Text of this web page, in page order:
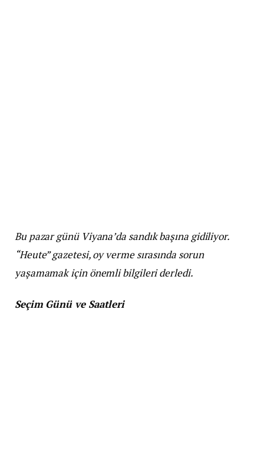
Bu pazar günü Viyana’da sandık başına gidiliyor.
“Heute” gazetesi, oy verme sırasında sorun
yaşamamak için önemli bilgileri derledi.
Seçim Günü ve Saatleri